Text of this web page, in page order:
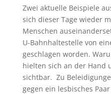
Zwei aktuelle Beispiele
sich dieser Tage wieder
Menschen
U-Bahnhaltestelle von
geschlagen worden.
hielten sich an der Hand
sichtbar. Zu
gegen ein lesbisches